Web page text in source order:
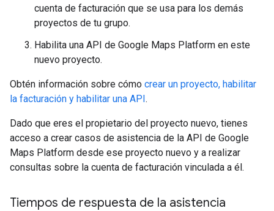
cuenta de facturación que se usa para los demás
proyectos de tu grupo.
Habilita una API de Google Maps Platform en este
nuevo proyecto.
Obtén información sobre cómo crear un proyecto, habilitar
la facturación y habilitar una API.
Dado que eres el propietario del proyecto nuevo, tienes
acceso a crear casos de asistencia de la API de Google
Maps Platform desde ese proyecto nuevo y a realizar
consultas sobre la cuenta de facturación vinculada a él.
Tiempos de respuesta de la asistencia